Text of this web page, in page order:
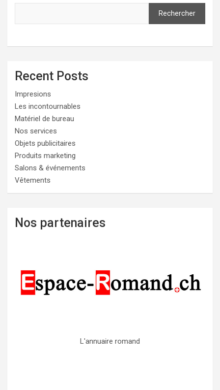
Rechercher
Recent Posts
Impresions
Les incontournables
Matériel de bureau
Nos services
Objets publicitaires
Produits marketing
Salons & événements
Vêtements
Nos partenaires
L'annuaire romand